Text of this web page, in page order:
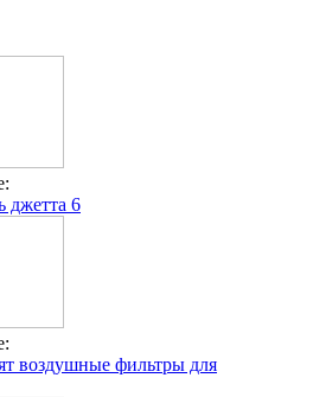
джетта 6
воздушные фильтры для